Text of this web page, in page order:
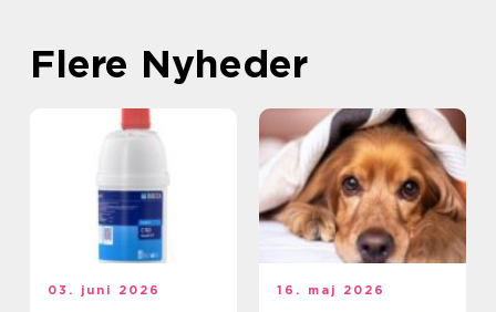
Flere Nyheder
03. juni 2026 16. maj 2026